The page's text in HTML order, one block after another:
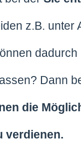
z.B. unter
Dann
die
verdienen.